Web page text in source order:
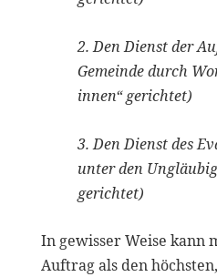
2. Den Dienst der
Gemeinde durch
innen“ gerichtet)
3. Den Dienst des
unter den
gerichtet)
In gewisser Weise kann
Auftrag als den